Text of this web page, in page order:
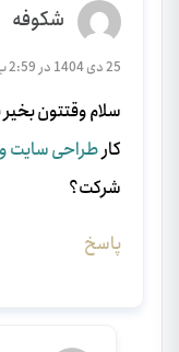
شکوفه
25 دی 1404 در 2:59 ب.ظ
سلام وقتتون
کارطراحی سایت
شرکت؟
پاسخ